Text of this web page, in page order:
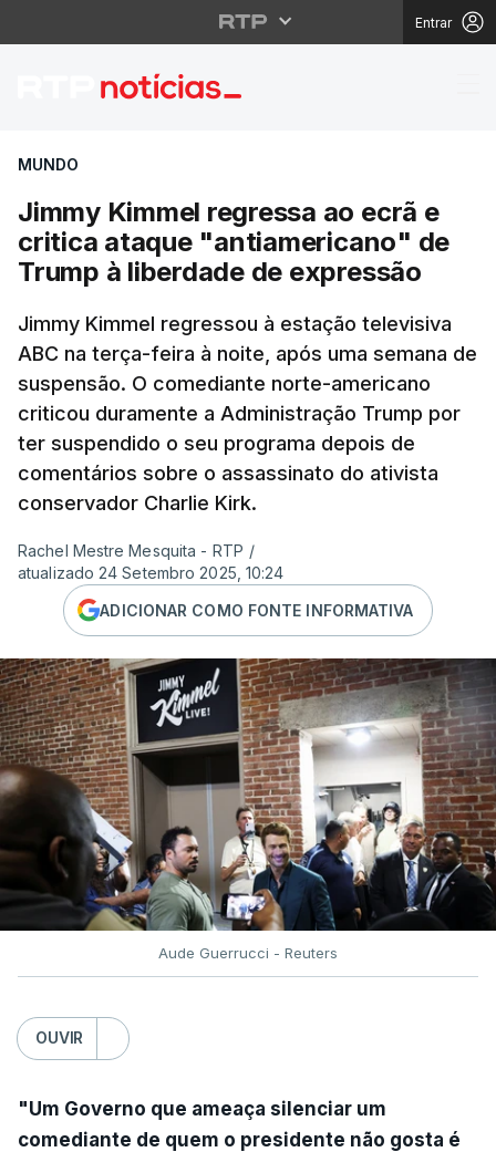
Entrar
Jimmy Kimmel
MUNDO
Jimmy Kimmel regressa ao ecrã e
critica ataque "antiamericano" de
Trump à liberdade de expressão
Jimmy Kimmel regressou à estação televisiva
ABC na terça-feira à noite, após uma semana de
suspensão. O comediante norte-americano
criticou duramente a Administração Trump por
ter suspendido o seu programa depois de
comentários sobre o assassinato do ativista
conservador Charlie Kirk.
Rachel Mestre Mesquita - RTP /
atualizado 24 Setembro 2025, 10:24
ADICIONAR COMO FONTE INFORMATIVA
Aude Guerrucci - Reuters
OUVIR
"Um Governo que ameaça silenciar um
comediante de quem o presidente não gosta é